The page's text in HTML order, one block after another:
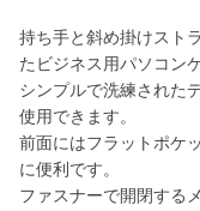
持ち手と斜め掛けスト
たビジネス用パソコン
シンプルで洗練された
使用できます。
前面にはフラットポケ
に便利です。
ファスナーで開閉する